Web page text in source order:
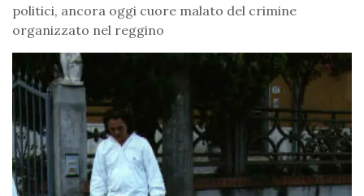
politici, ancora oggi cuore malato del crimine
organizzato nel reggino